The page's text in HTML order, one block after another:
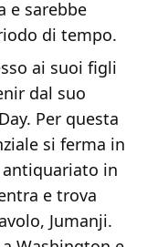
e sarebbe
di tempo.
ai suoi figli
dal suo
Per questa
si ferma in
in
e trova
Jumanji.